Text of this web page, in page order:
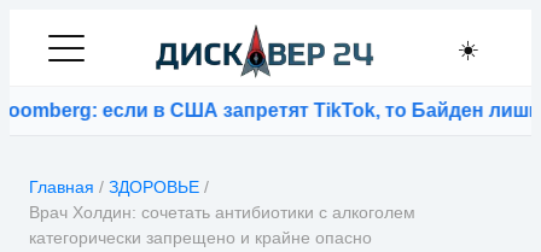
☀️
если в США запретят TikTok, то Байден
Главная / ЗДОРОВЬЕ /
Врач Холдин: сочетать антибиотики с алкоголем
категорически запрещено и крайне опасно